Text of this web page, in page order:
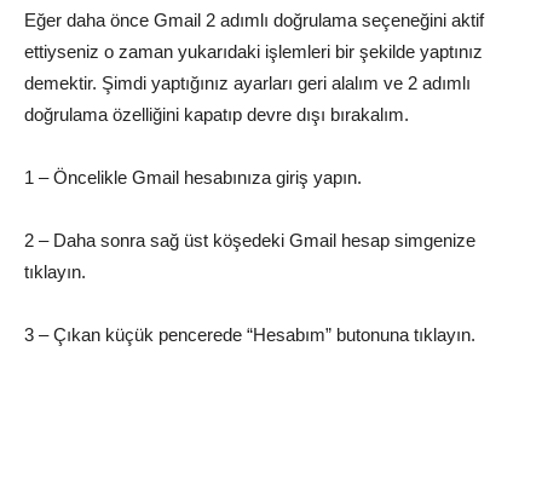
Eğer daha önce Gmail 2 adımlı doğrulama seçeneğini aktif
ettiyseniz o zaman yukarıdaki işlemleri bir şekilde yaptınız
demektir. Şimdi yaptığınız ayarları geri alalım ve 2 adımlı
doğrulama özelliğini kapatıp devre dışı bırakalım.
1 – Öncelikle Gmail hesabınıza giriş yapın.
2 – Daha sonra sağ üst köşedeki Gmail hesap simgenize
tıklayın.
3 – Çıkan küçük pencerede “Hesabım” butonuna tıklayın.